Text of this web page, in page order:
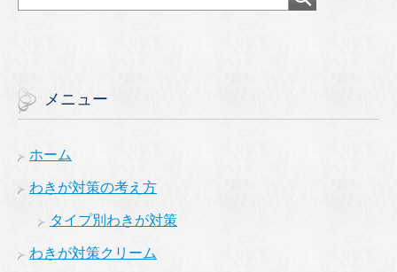
メニュー
ホーム
わきが対策の考え方
タイプ別わきが対策
わきが対策クリーム